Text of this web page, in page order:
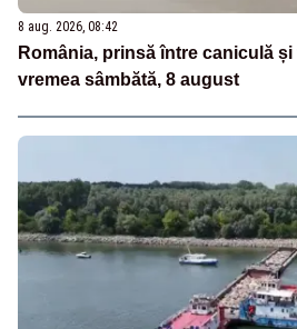
8 aug. 2026, 08:42
România, prinsă între caniculă
vremea sâmbătă, 8 august